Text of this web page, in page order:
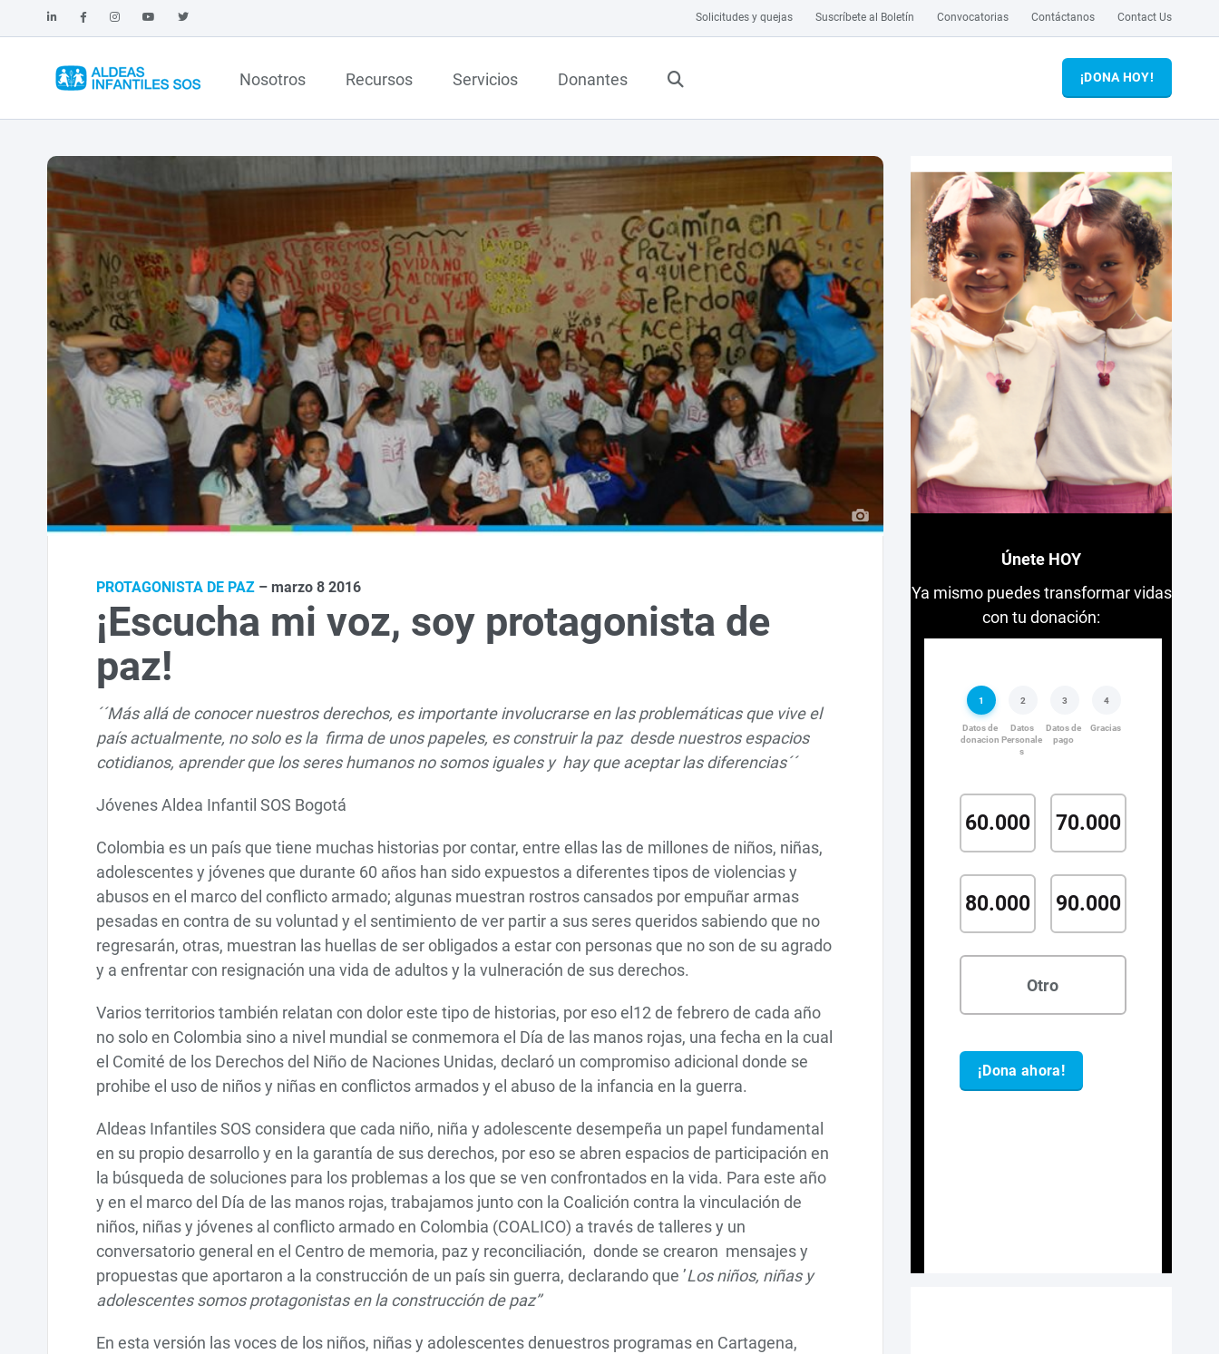
Solicitudes y quejas Suscríbete al Boletín Convocatorias Contáctanos Contact Us
Nosotros Recursos Servicios Donantes ¡DONA HOY!
PROTAGONISTA DE PAZ – marzo 8 2016
¡Escucha mi voz, soy protagonista de
paz!
´´Más allá de conocer nuestros derechos, es importante involucrarse en las problemáticas que vive el
país actualmente, no solo es la firma de unos papeles, es construir la paz desde nuestros espacios
cotidianos, aprender que los seres humanos no somos iguales y hay que aceptar las diferencias´´
Jóvenes Aldea Infantil SOS Bogotá
Colombia es un país que tiene muchas historias por contar, entre ellas las de millones de niños, niñas,
adolescentes y jóvenes que durante 60 años han sido expuestos a diferentes tipos de violencias y
abusos en el marco del conflicto armado; algunas muestran rostros cansados por empuñar armas
pesadas en contra de su voluntad y el sentimiento de ver partir a sus seres queridos sabiendo que no
regresarán, otras, muestran las huellas de ser obligados a estar con personas que no son de su agrado
y a enfrentar con resignación una vida de adultos y la vulneración de sus derechos.
Varios territorios también relatan con dolor este tipo de historias, por eso el12 de febrero de cada año
no solo en Colombia sino a nivel mundial se conmemora el Día de las manos rojas, una fecha en la cual
el Comité de los Derechos del Niño de Naciones Unidas, declaró un compromiso adicional donde se
prohibe el uso de niños y niñas en conflictos armados y el abuso de la infancia en la guerra.
Aldeas Infantiles SOS considera que cada niño, niña y adolescente desempeña un papel fundamental
en su propio desarrollo y en la garantía de sus derechos, por eso se abren espacios de participación en
la búsqueda de soluciones para los problemas a los que se ven confrontados en la vida. Para este año
y en el marco del Día de las manos rojas, trabajamos junto con la Coalición contra la vinculación de
niños, niñas y jóvenes al conflicto armado en Colombia (COALICO) a través de talleres y un
conversatorio general en el Centro de memoria, paz y reconciliación, donde se crearon mensajes y
propuestas que aportaron a la construcción de un país sin guerra, declarando que ’Los niños, niñas y
adolescentes somos protagonistas en la construcción de paz’’
En esta versión las voces de los niños, niñas y adolescentes denuestros programas en Cartagena,
Únete HOY
Ya mismo puedes transformar vidas
con tu donación: